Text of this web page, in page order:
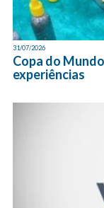
31/07/2026
Copa do
experiências